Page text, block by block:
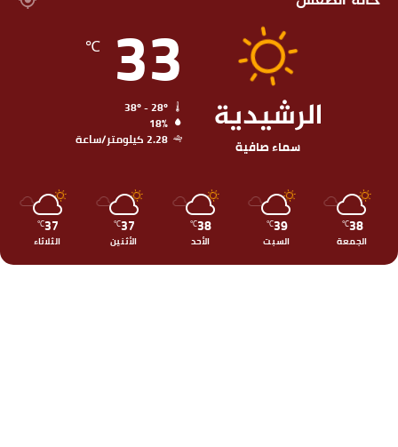
الرشيدية
سماء صافية
33
℃
18%
2.28 كيلومتر/ساعة
38
℃
الجمعة
39
℃
السبت
38
℃
الأحد
37
℃
الأثنين
37
℃
الثلاثاء